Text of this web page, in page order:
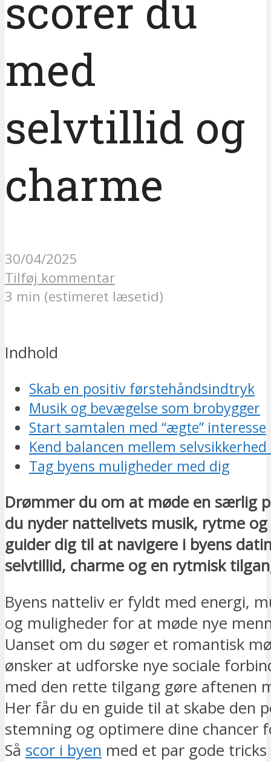
scorer du
med
selvtillid og
charme
30/04/2025
Tilføj kommentar
3 min (estimeret læsetid)
Indhold
Skab en positiv førstehåndsindtryk
Musik og bevægelse som brobygger
Start samtalen med “ægte” interesse
Kend balancen mellem
Tag byens muligheder med dig
Drømmer du om at møde en særlig
du nyder nattelivets musik, rytme og
guider dig til at navigere i byens
selvtillid, charme og en rytmisk
Byens natteliv er fyldt med energi,
og muligheder for at møde nye
Uanset om du søger et romantisk
ønsker at udforske nye sociale
med den rette tilgang gøre aftenen
Her får du en guide til at skabe den
stemning og optimere dine chancer
Så scor i byen med et par gode